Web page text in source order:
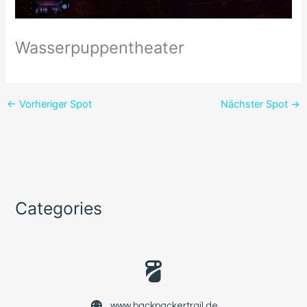
Wasserpuppentheater
← Vorheriger Spot Nächster Spot →
Categories